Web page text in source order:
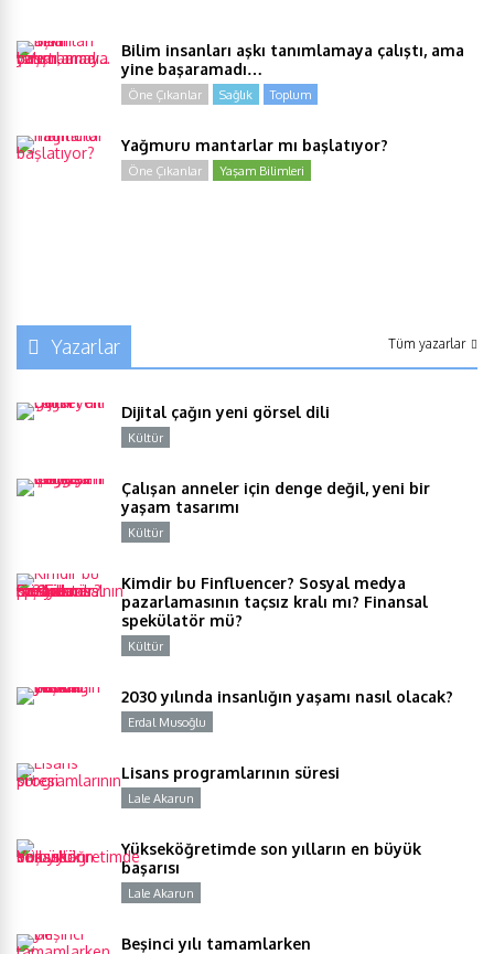
Bilim insanları aşkı tanımlamaya çalıştı, ama
yine başaramadı…
Öne Çıkanlar Sağlık Toplum
Yağmuru mantarlar mı başlatıyor?
Öne Çıkanlar Yaşam Bilimleri
Yazarlar Tüm yazarlar
Dijital çağın yeni görsel dili
Kültür
Çalışan anneler için denge değil, yeni bir
yaşam tasarımı
Kültür
Kimdir bu Finfluencer? Sosyal medya
pazarlamasının taçsız kralı mı? Finansal
spekülatör mü?
Kültür
2030 yılında insanlığın yaşamı nasıl olacak?
Erdal Musoğlu
Lisans programlarının süresi
Lale Akarun
Yükseköğretimde son yılların en büyük
başarısı
Lale Akarun
Beşinci yılı tamamlarken